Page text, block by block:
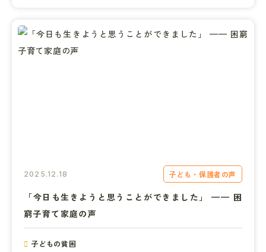
2025.12.18 子ども・保護者の声
「今日も生きようと思うことができました」 —— 困
窮子育て家庭の声
子どもの貧困